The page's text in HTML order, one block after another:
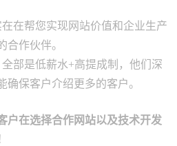
在帮您实现网站价值和企业生产
合作伙伴。
部是低薪水+高提成制，他们深
确保客户介绍更多的客户。
户在选择合作网站以及技术开发